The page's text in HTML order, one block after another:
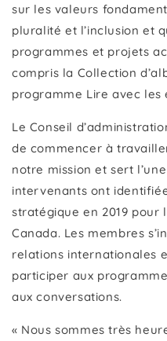
sur les valeurs
pluralité et l’inclusion et
programmes et projets
compris la Collection
programme Lire avec
Le Conseil
de commencer à
notre mission et sert
intervenants ont
stratégique en 2019 pour
Canada. Les membres
relations internationales
participer aux
aux conversations.
« Nous sommes très